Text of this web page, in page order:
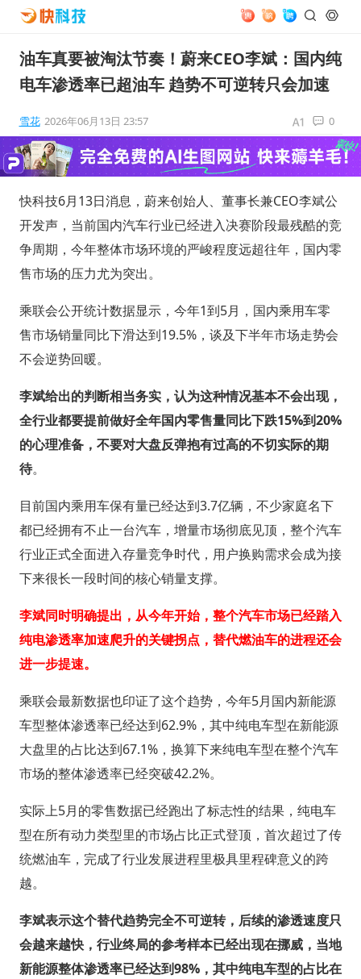
油车真要被淘汰节奏！蔚来CEO李斌：国内纯
电车渗透率已超油车 趋势不可逆转只会加速
雪花 2026年06月13日 23:57 0
快科技6月13日消息，蔚来创始人、董事长兼CEO李斌公
开发声，当前国内汽车行业已经进入决赛阶段最残酷的竞
争周期，今年整体市场环境的严峻程度远超往年，国内零
售市场的压力尤为突出。
乘联会公开统计数据显示，今年1到5月，国内乘用车零
售市场销量同比下滑达到19.5%，谈及下半年市场走势会
不会逆势回暖。
李斌给出的判断相当务实，认为这种情况基本不会出现，
全行业都要提前做好全年国内零售量同比下跌15%到20%
的心理准备，不要对大盘反弹抱有过高的不切实际的期
待。
目前国内乘用车保有量已经达到3.7亿辆，不少家庭名下
都已经拥有不止一台汽车，增量市场彻底见顶，整个汽车
行业正式全面进入存量竞争时代，用户换购需求会成为接
下来很长一段时间的核心销量支撑。
李斌同时明确提出，从今年开始，整个汽车市场已经踏入
纯电渗透率加速爬升的关键拐点，替代燃油车的进程还会
进一步提速。
乘联会最新数据也印证了这个趋势，今年5月国内新能源
车型整体渗透率已经达到62.9%，其中纯电车型在新能源
大盘里的占比达到67.1%，换算下来纯电车型在整个汽车
市场的整体渗透率已经突破42.2%。
实际上5月的零售数据已经跑出了标志性的结果，纯电车
型在所有动力类型里的市场占比正式登顶，首次超过了传
统燃油车，完成了行业发展进程里极具里程碑意义的跨
越。
李斌表示这个替代趋势完全不可逆转，后续的渗透速度只
会越来越快，行业终局的参考样本已经出现在挪威，当地
新能源整体渗透率已经达到98%，其中纯电车型的占比在